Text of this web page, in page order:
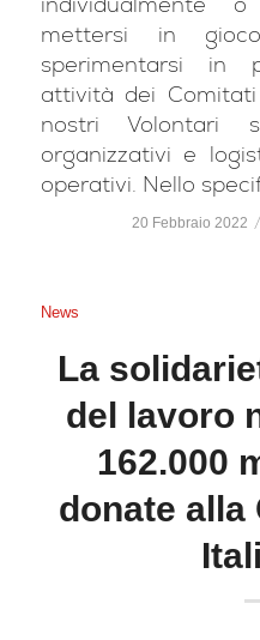
mettersi in
sperimentarsi in
attività dei
nostri
organizzativi e
operativi. Nello
20 Febbraio 2022 /
News
La
del lavoro
162.000
donate alla